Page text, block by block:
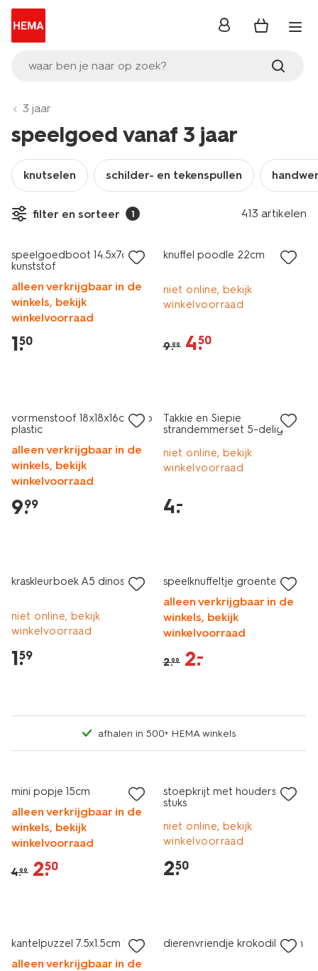
waar ben je naar op zoek?
inloggen
3 jaar
speelgoed vanaf 3 jaar
knutselen schilder- en tekenspullen
filter en sorteer 1 413 artikelen
laag geprijsd
speelgoedboot 14.5x7cm
kunststof
alleen verkrijgbaar in de
winkels, bekijk
winkelvoorraad
1.
50
knuffel poodle 22cm
niet online, bekijk
winkelvoorraad
9.99 4.
50
vormenstoof 18x18x16cm bio
plastic
alleen verkrijgbaar in de
winkels, bekijk
winkelvoorraad
9.
99
Takkie en Siepie
strandemmerset 5-delig
niet online, bekijk
winkelvoorraad
4.
–
kraskleurboek A5 dinos
niet online, bekijk
winkelvoorraad
1.
59
speelknuffeltje groente
alleen verkrijgbaar in de
winkels, bekijk
winkelvoorraad
2.99 2.
–
afhalen in 500+ HEMA winkels
mini popje 15cm
alleen verkrijgbaar in de
winkels, bekijk
winkelvoorraad
4.99 2.
50
stoepkrijt met houders - 4
stuks
niet online, bekijk
winkelvoorraad
2.
50
kantelpuzzel 7.5x1.5cm hout
alleen verkrijgbaar in de
dierenvriendje krokodil 13cm